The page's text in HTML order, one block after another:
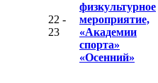
22 -
23
физкультурное
мероприятие,
«Академии
спорта»
«Осенний»